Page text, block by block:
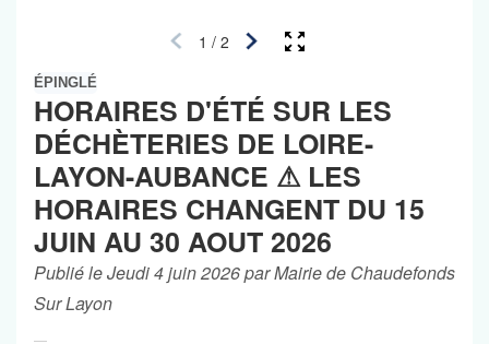
1 / 2
ÉPINGLÉ
HORAIRES D'ÉTÉ SUR LES
DÉCHÈTERIES DE LOIRE-
LAYON-AUBANCE ⚠ LES
HORAIRES CHANGENT DU 15
JUIN AU 30 AOUT 2026
Publié le Jeudi 4 juin 2026 par Mairie de Chaudefonds
Sur Layon